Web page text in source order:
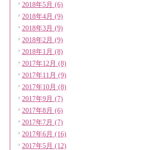
2018年5月 (6)
2018年4月 (9)
2018年3月 (9)
2018年2月 (9)
2018年1月 (8)
2017年12月 (8)
2017年11月 (9)
2017年10月 (8)
2017年9月 (7)
2017年8月 (6)
2017年7月 (7)
2017年6月 (16)
2017年5月 (12)